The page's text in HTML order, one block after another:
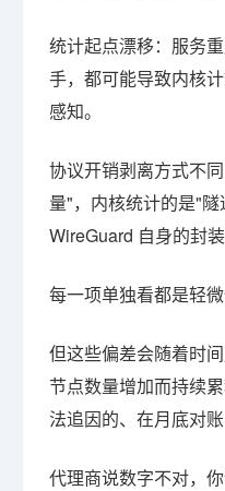
统计起点漂移：服务
手，都可能导致内核
感知。
协议开销剥离方式不
量"，内核统计的是"隧
WireGuard 自身的封
每一项单独看都是轻微
但这些偏差会随着时
节点数量增加而持续
法追因的、在月底对
代理商说数字不对，